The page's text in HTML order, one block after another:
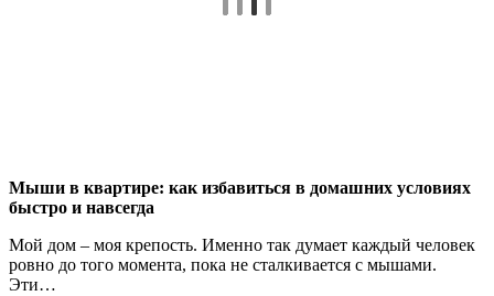
Мыши в квартире: как избавиться в домашних условиях
быстро и навсегда
Мой дом – моя крепость. Именно так думает каждый человек
ровно до того момента, пока не сталкивается с мышами.
Эти…